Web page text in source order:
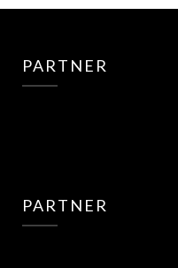
PARTNER
PARTNER